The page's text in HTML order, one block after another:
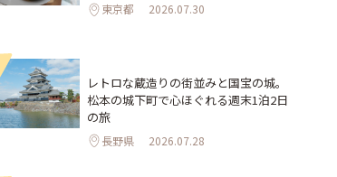
東京都 2026.07.30
レトロな蔵造りの街並みと国宝の城。
松本の城下町で心ほぐれる週末1泊2日
の旅
長野県 2026.07.28